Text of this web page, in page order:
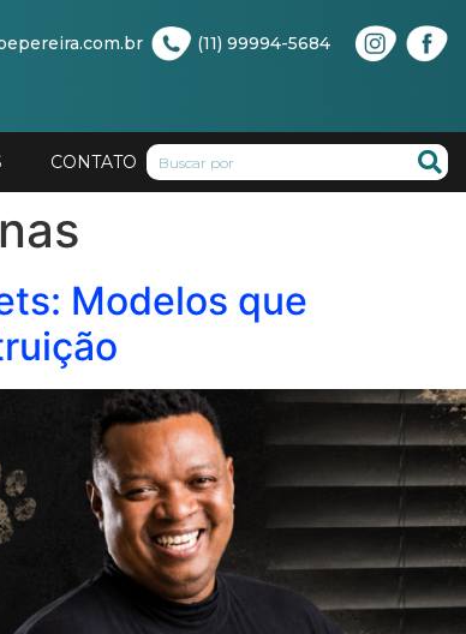
(11) 99994-5684
CONTATO
Modelos que